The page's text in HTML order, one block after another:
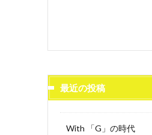
最近の投稿
With 「G」の時代